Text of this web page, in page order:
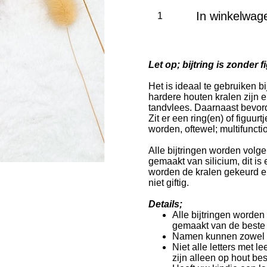
In
Let op; bijtring is zonder
Het is ideaal te gebruiken
hardere houten kralen zijn
tandvlees. Daarnaast
Zit er een ring(en) of
worden, oftewel;
Alle bijtringen worden
gemaakt van silicium, dit is
worden de kralen gekeurd
niet giftig.
Details;
Alle bijtringen
gemaakt van de
Namen kunnen
Niet alle letters met
zijn alleen op hout